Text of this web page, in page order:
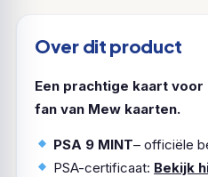
Over dit product
Een prachtige kaart
fan van Mew kaarten.
PSA 9 MINT– officiële
PSA-certificaat: Bekijk